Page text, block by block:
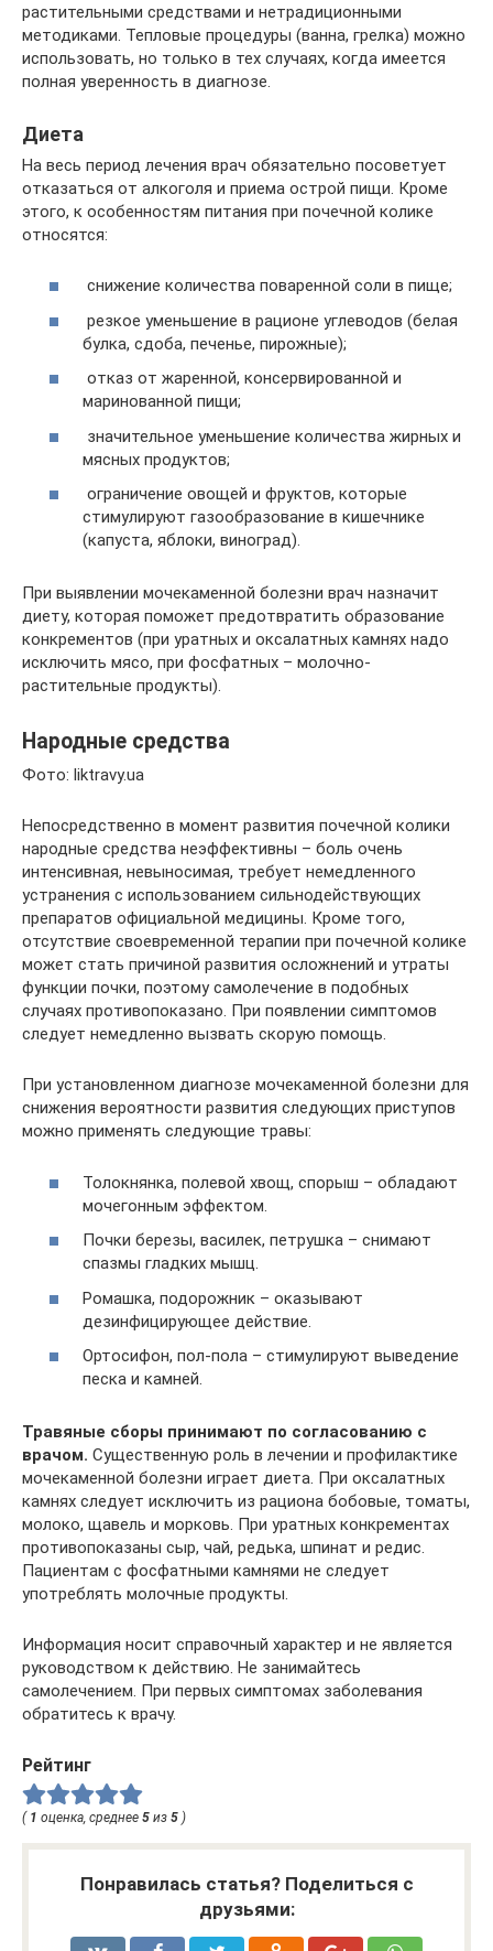
растительными средствами и нетрадиционными
методиками. Тепловые процедуры (ванна, грелка) можно
использовать, но только в тех случаях, когда имеется
полная уверенность в диагнозе.
Диета
На весь период лечения врач обязательно посоветует
отказаться от алкоголя и приема острой пищи. Кроме
этого, к особенностям питания при почечной колике
относятся:
снижение количества поваренной соли в пище;
резкое уменьшение в рационе углеводов (белая
булка, сдоба, печенье, пирожные);
отказ от жаренной, консервированной и
маринованной пищи;
значительное уменьшение количества жирных и
мясных продуктов;
ограничение овощей и фруктов, которые
стимулируют газообразование в кишечнике
(капуста, яблоки, виноград).
При выявлении мочекаменной болезни врач назначит
диету, которая поможет предотвратить образование
конкрементов (при уратных и оксалатных камнях надо
исключить мясо, при фосфатных – молочно-
растительные продукты).
Народные средства
Фото: liktravy.ua
Непосредственно в момент развития почечной колики
народные средства неэффективны – боль очень
интенсивная, невыносимая, требует немедленного
устранения с использованием сильнодействующих
препаратов официальной медицины. Кроме того,
отсутствие своевременной терапии при почечной колике
может стать причиной развития осложнений и утраты
функции почки, поэтому самолечение в подобных
случаях противопоказано. При появлении симптомов
следует немедленно вызвать скорую помощь.
При установленном диагнозе мочекаменной болезни для
снижения вероятности развития следующих приступов
можно применять следующие травы:
Толокнянка, полевой хвощ, спорыш – обладают
мочегонным эффектом.
Почки березы, василек, петрушка – снимают
спазмы гладких мышц.
Ромашка, подорожник – оказывают
дезинфицирующее действие.
Ортосифон, пол-пола – стимулируют выведение
песка и камней.
Травяные сборы принимают по согласованию с
врачом. Существенную роль в лечении и профилактике
мочекаменной болезни играет диета. При оксалатных
камнях следует исключить из рациона бобовые, томаты,
молоко, щавель и морковь. При уратных конкрементах
противопоказаны сыр, чай, редька, шпинат и редис.
Пациентам с фосфатными камнями не следует
употреблять молочные продукты.
Информация носит справочный характер и не является
руководством к действию. Не занимайтесь
самолечением. При первых симптомах заболевания
обратитесь к врачу.
Рейтинг
( 1 оценка, среднее 5 из 5 )
Понравилась статья? Поделиться с
друзьями: